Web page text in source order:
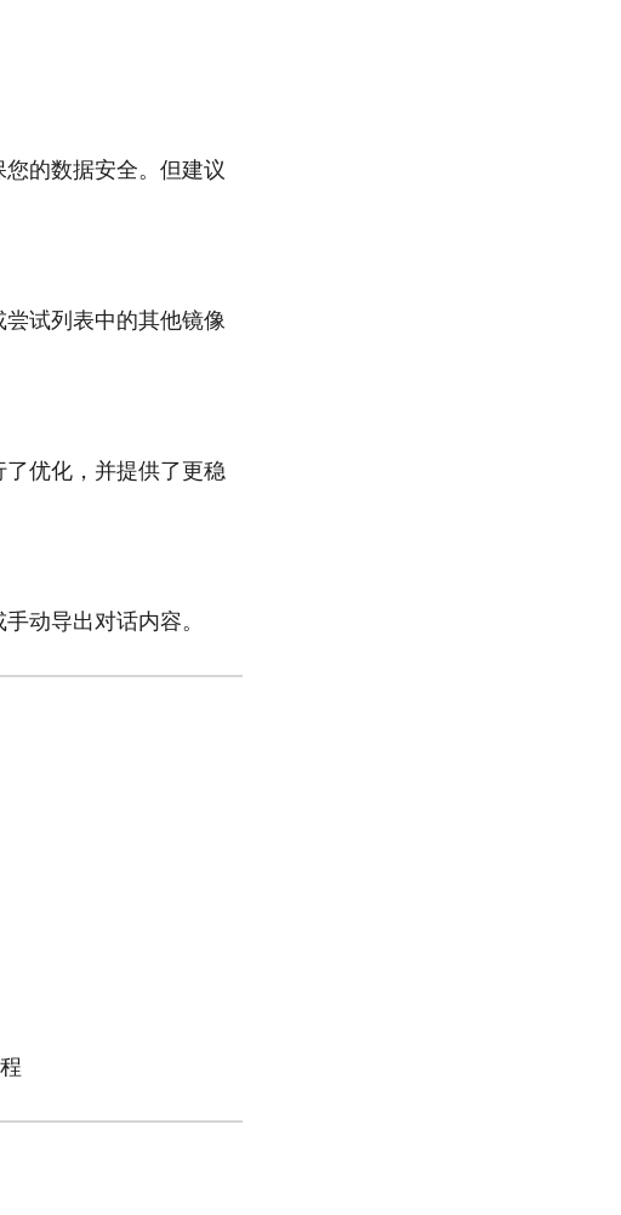
的数据安全。但建议
试列表中的其他镜像
优化，并提供了更稳
动导出对话内容。